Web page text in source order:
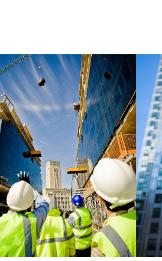
ITE MADRID